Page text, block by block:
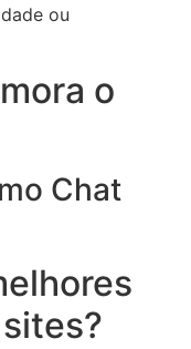
ou
o
Chat